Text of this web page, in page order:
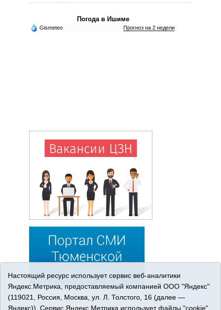
Погода в Ишиме
Gismeteo Прогноз на 2 недели
Настоящий ресурс использует сервис веб-аналитики
Яндекс.Метрика, предоставляемый компанией ООО "Яндекс"
(119021, Россия, Москва, ул. Л. Толстого, 16 (далее —
Яндекс)). Сервис Яндекс.Метрика использует файлы "cookie"